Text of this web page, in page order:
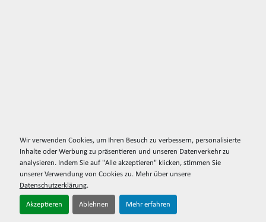
Wir verwenden Cookies, um Ihren Besuch zu verbessern, personalisierte
Inhalte oder Werbung zu präsentieren und unseren Datenverkehr zu
analysieren. Indem Sie auf "Alle akzeptieren" klicken, stimmen Sie
unserer Verwendung von Cookies zu. Mehr über unsere
Datenschutzerklärung.
Akzeptieren Ablehnen Mehr erfahren